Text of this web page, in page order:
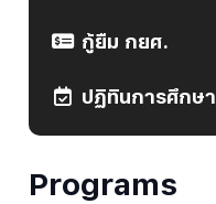
กู้ยืม กยศ.
ปฏิทินการศึกษา
Programs